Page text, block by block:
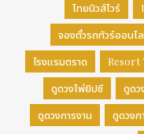
ไทยนิวส์ไวร์
จองตั๋วรถทัวร์ออนไ
โรงแรมตราด
Resort
ดูดวงไพ่ยิปซี
ดูดว
ดูดวงการงาน
ดูดวงก